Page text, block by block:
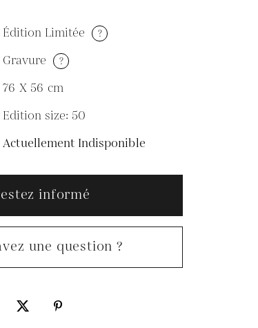
Édition Limitée ?
Gravure ?
76 X 56 cm
Edition size: 50
Actuellement Indisponible
informé
une question ?